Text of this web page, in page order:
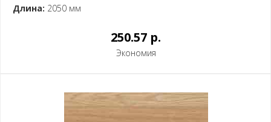
Длина: 2050 мм
250.57 p.
Экономия